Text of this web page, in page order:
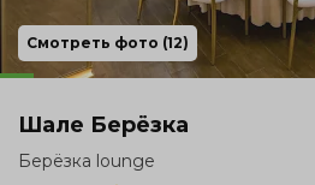
Корпоратив
Смотреть фото (12)
Шале Берёзка
Берёзка lounge